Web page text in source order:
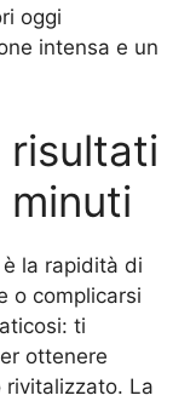
oggi
intensa e un
risultati
la rapidità di
o complicarsi
ti
ottenere
rivitalizzato. La